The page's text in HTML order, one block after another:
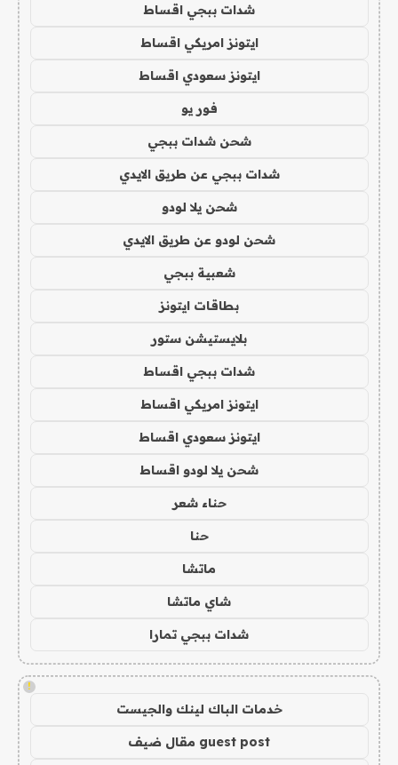
شدات ببجي اقساط
ايتونز امريكي اقساط
ايتونز سعودي اقساط
فور يو
شحن شدات ببجي
شدات ببجي عن طريق الايدي
شحن يلا لودو
شحن لودو عن طريق الايدي
شعبية ببجي
بطاقات ايتونز
بلايستيشن ستور
شدات ببجي اقساط
ايتونز امريكي اقساط
ايتونز سعودي اقساط
شحن يلا لودو اقساط
حناء شعر
حنا
ماتشا
شاي ماتشا
شدات ببجي تمارا
!
خدمات الباك لينك والجيست
guest post مقال ضيف